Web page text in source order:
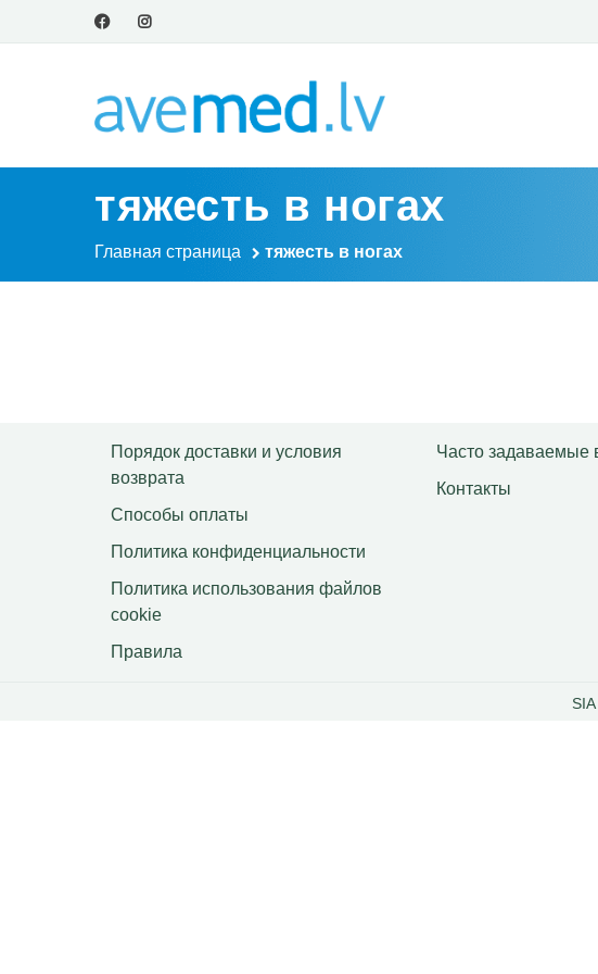
тяжесть в ногах
Главная страница тяжесть в ногах
Порядок доставки и условия
возврата
Способы оплаты
Политика конфиденциальности
Политика использования файлов
сookie
Правила
Часто задаваемые
Контакты